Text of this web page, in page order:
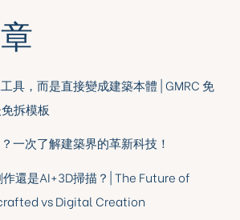
具，而是直接變成建築本體 | GMRC 免
拆模板
一次了解建築界的革新科技！
還是AI+3D掃描？| The Future of
vs Digital Creation